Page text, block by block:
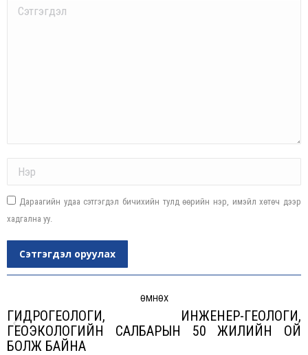
Comment
Дараагийн удаа сэтгэгдэл бичихийн тулд өөрийн нэр, имэйл хөтөч дээр
хадгална уу.
Сэтгэгдэл оруулах
ӨМНӨХ
Previous
ГИДРОГЕОЛОГИ, ИНЖЕНЕР-ГЕОЛОГИ,
ГЕОЭКОЛОГИЙН САЛБАРЫН 50 ЖИЛИЙН ОЙ
БОЛЖ БАЙНА